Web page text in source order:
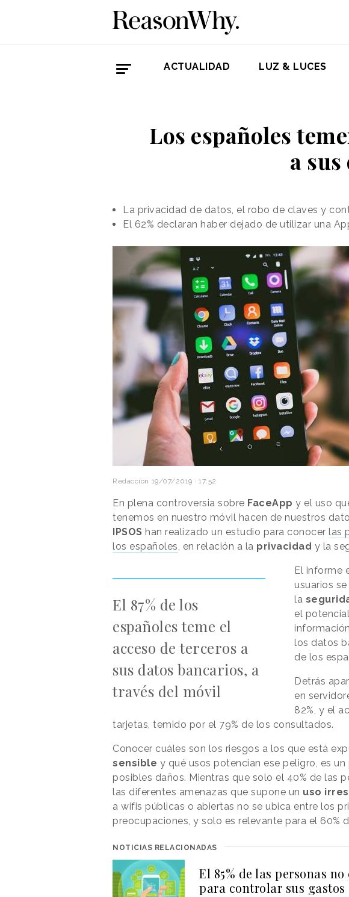
ACTUALIDAD LUZ & LUCES
Los españoles
a
La privacidad de datos, el robo de claves y
El 62% declaran haber dejado de utilizar una
Redacción 19/07/2019 · 17:52
En plena controversia sobre FaceApp y el uso
tenemos en nuestro móvil hacen de nuestros
IPSOS han realizado un estudio para conocer las
los españoles , en relación a la privacidad y la
El 87% de los
españoles teme el
acceso de terceros a
sus datos bancarios, a
través del móvil
El informe
usuarios
la
el
los datos
de los
Detrás
en
82%, y el
tarjetas, temido por el 79% de los consultados.
Conocer cuáles son los riesgos a los que está
sensible y qué usos potencian ese peligro, es
posibles daños. Mientras que solo el 40% de las
las diferentes amenazas que supone un uso
a wifis públicas o abiertas no se ubica entre los
preocupaciones, y solo es relevante para el 60%
NOTICIAS RELACIONADAS
El 85% de las personas
para controlar sus gastos